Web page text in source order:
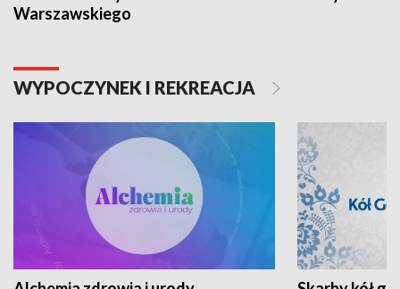
Warszawskiego
WYPOCZYNEK I REKREACJA